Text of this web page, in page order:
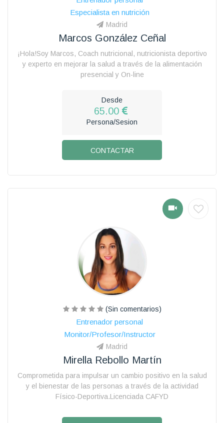
Especialista en nutrición
Madrid
Marcos González Ceñal
¡Hola!Soy Marcos, Coach nutricional, nutricionista deportivo
y experto en mejorar la salud a través de la alimentación
presencial y On-line
Desde
65.00
Persona/Sesion
CONTACTAR
(Sin comentarios)
Entrenador personal
Monitor/Profesor/Instructor
Madrid
Mirella Rebollo Martín
Comprometida para impulsar un cambio positivo en la salud
y el bienestar de las personas a través de la actividad
Físico-Deportiva.Licenciada CAFYD